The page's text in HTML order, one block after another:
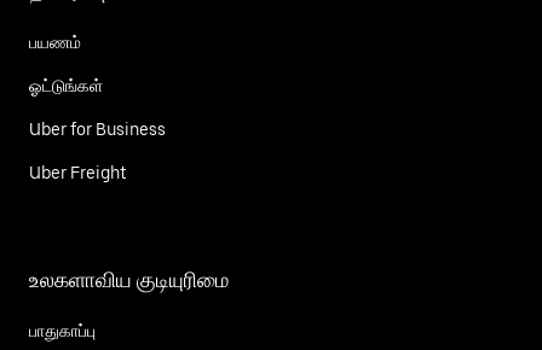
பயணம்
ஓட்டுங்கள்
Uber for Business
Uber Freight
உலகளாவிய குடியுரிமை
பாதுகாப்பு